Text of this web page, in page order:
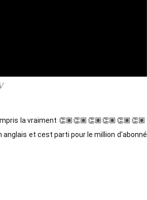
la vraiment 👏🏽👏🏽👏🏽👏🏽👏🏽👏🏽
et cest parti pour le million d'abonné